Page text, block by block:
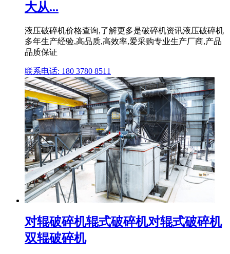
大从...
液压破碎机价格查询,了解更多是破碎机资讯液压破碎机
多年生产经验,高品质,高效率,爱采购专业生产厂商,产品
品质保证
联系电话: 180 3780 8511
对辊破碎机辊式破碎机对辊式破碎机
双辊破碎机